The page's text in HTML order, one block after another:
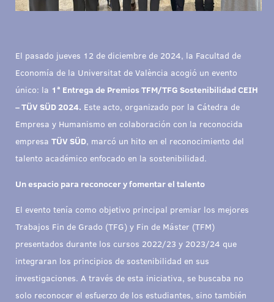
El pasado jueves 12 de diciembre de 2024, la Facultad de
Economía de la Universitat de València acogió un evento
único: la 1ª Entrega de Premios TFM/TFG Sostenibilidad CEIH
– TÜV SÜD 2024. Este acto, organizado por la Cátedra de
Empresa y Humanismo en colaboración con la reconocida
empresa TÜV SÜD, marcó un hito en el reconocimiento del
talento académico enfocado en la sostenibilidad.
Un espacio para reconocer y fomentar el talento
El evento tenía como objetivo principal premiar los mejores
Trabajos Fin de Grado (TFG) y Fin de Máster (TFM)
presentados durante los cursos 2022/23 y 2023/24 que
integraran los principios de sostenibilidad en sus
investigaciones. A través de esta iniciativa, se buscaba no
solo reconocer el esfuerzo de los estudiantes, sino también